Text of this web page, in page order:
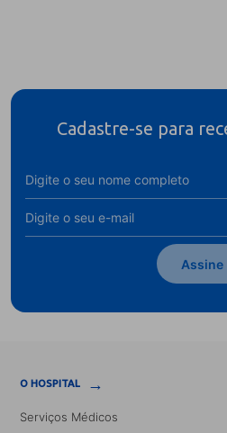
Cadastre-se para
Assine
O HOSPITAL →
Serviços Médicos